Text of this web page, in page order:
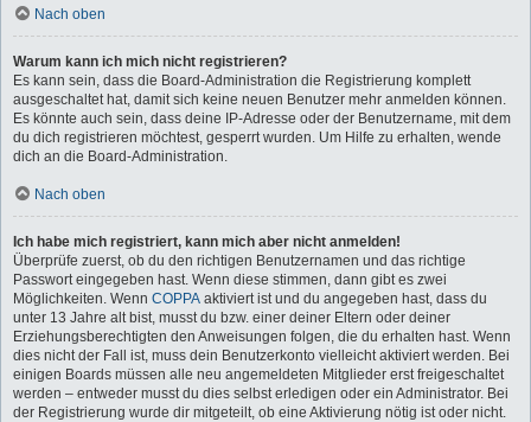
Nach oben
Warum kann ich mich nicht registrieren?
Es kann sein, dass die Board-Administration die Registrierung komplett
ausgeschaltet hat, damit sich keine neuen Benutzer mehr anmelden können.
Es könnte auch sein, dass deine IP-Adresse oder der Benutzername, mit dem
du dich registrieren möchtest, gesperrt wurden. Um Hilfe zu erhalten, wende
dich an die Board-Administration.
Nach oben
Ich habe mich registriert, kann mich aber nicht anmelden!
Überprüfe zuerst, ob du den richtigen Benutzernamen und das richtige
Passwort eingegeben hast. Wenn diese stimmen, dann gibt es zwei
Möglichkeiten. Wenn COPPA aktiviert ist und du angegeben hast, dass du
unter 13 Jahre alt bist, musst du bzw. einer deiner Eltern oder deiner
Erziehungsberechtigten den Anweisungen folgen, die du erhalten hast. Wenn
dies nicht der Fall ist, muss dein Benutzerkonto vielleicht aktiviert werden. Bei
einigen Boards müssen alle neu angemeldeten Mitglieder erst freigeschaltet
werden – entweder musst du dies selbst erledigen oder ein Administrator. Bei
der Registrierung wurde dir mitgeteilt, ob eine Aktivierung nötig ist oder nicht.